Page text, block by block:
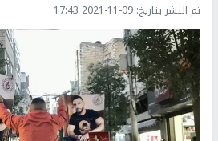
تم النشر بتاريخ: 2021-11-09 17:43